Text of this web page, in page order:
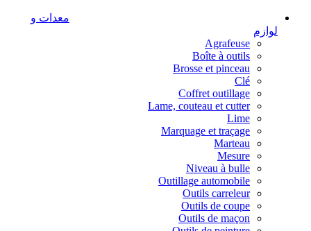
معدات و
لوازم
Agrafeuse
Boîte à outils
Brosse et pinceau
Clé
Coffret outillage
Lame, couteau et cutter
Lime
Marquage et traçage
Marteau
Mesure
Niveau à bulle
Outillage automobile
Outils carreleur
Outils de coupe
Outils de maçon